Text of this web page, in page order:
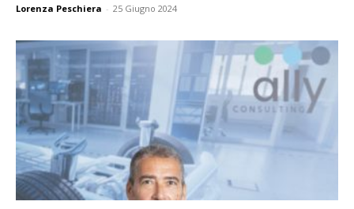
Lorenza Peschiera - 25 Giugno 2024